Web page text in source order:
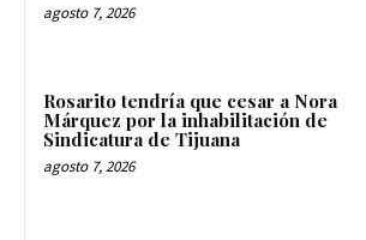
agosto 7, 2026
Rosarito tendría que cesar a Nora
Márquez por la inhabilitación de
Sindicatura de Tijuana
agosto 7, 2026